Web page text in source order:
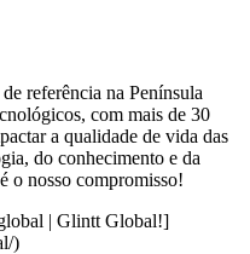
referência na Península
com mais de 30
a qualidade de vida das
do conhecimento e da
o nosso compromisso!
| Glintt Global!]
)